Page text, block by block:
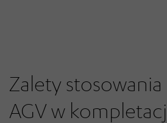
Zalety
AGV w